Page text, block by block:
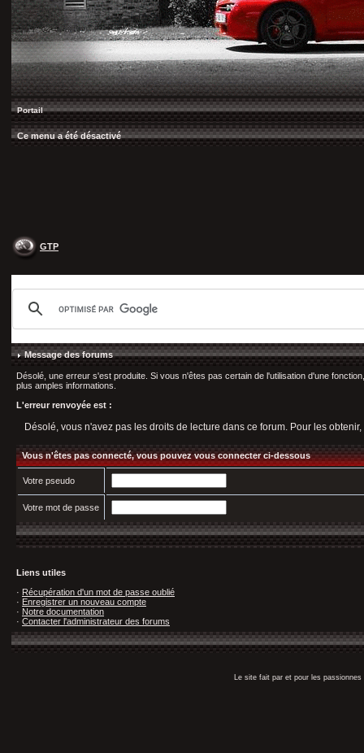
Portail
Ce menu a été désactivé
GTP
Message des forums
Désolé, une erreur s'est produite. Si vous n'êtes pas certain de l'utilisation d'une
plus amples informations.
L'erreur renvoyée est :
Désolé, vous n'avez pas les droits de lecture dans ce forum. Pour les
Vous n'êtes pas connecté, vous pouvez vous connecter ci-dessous
Votre pseudo
Votre mot de passe
Liens utiles
· Récupération d'un mot de passe oublié
· Enregistrer un nouveau compte
· Notre documentation
· Contacter l'administrateur des forums
Le site fait par et pour les